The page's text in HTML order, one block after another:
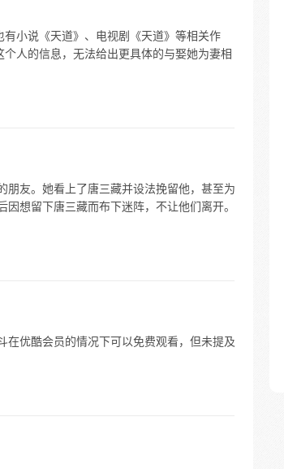
小说《天道》、电视剧《天道》等相关作
人的信息，无法给出更具体的与娶她为妻相
朋友。她看上了唐三藏并设法挽留他，甚至为
想留下唐三藏而布下迷阵，不让他们离开。
在优酷会员的情况下可以免费观看，但未提及